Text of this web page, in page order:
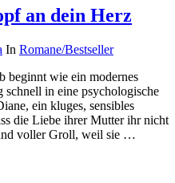
an dein Herz
In Romane/Bestseller
beginnt wie ein modernes
in eine psychologische
ein kluges, sensibles
die Liebe ihrer Mutter ihr nicht
voller Groll, weil sie …